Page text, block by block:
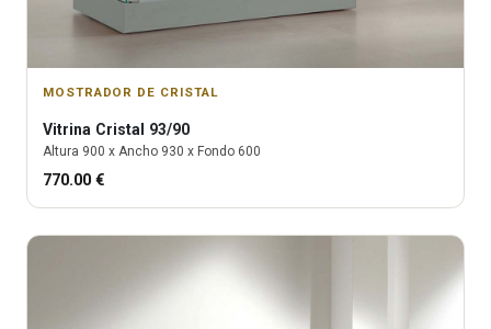
MOSTRADOR DE CRISTAL
Vitrina Cristal 93/90
Altura 900 x Ancho 930 x Fondo 600
770.00 €